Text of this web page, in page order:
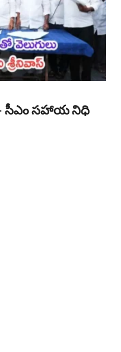
– సీఎం సహాయ నిధి